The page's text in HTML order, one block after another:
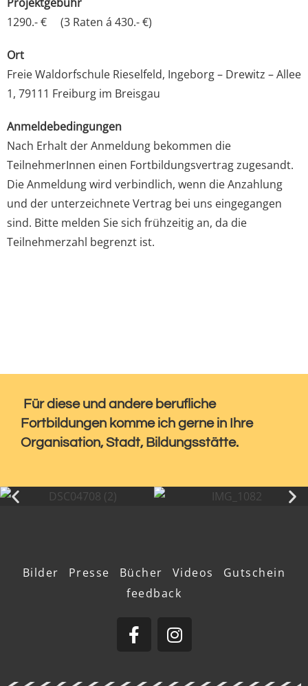
1290.- € (3 Raten á 430.- €)
Ort
Freie Waldorfschule Rieselfeld, Ingeborg – Drewitz – Allee
1, 79111 Freiburg im Breisgau
Anmeldebedingungen
Nach Erhalt der Anmeldung bekommen die
TeilnehmerInnen einen Fortbildungsvertrag zugesandt.
Die Anmeldung wird verbindlich, wenn die Anzahlung
und der unterzeichnete Vertrag bei uns eingegangen
sind. Bitte melden Sie sich frühzeitig an, da die
Teilnehmerzahl begrenzt ist.
Für diese und andere berufliche
Fortbildungen komme ich gerne in Ihre
Organisation, Stadt, Bildungsstätte.
Bilder Presse Bücher Videos
Gutschein
feedback